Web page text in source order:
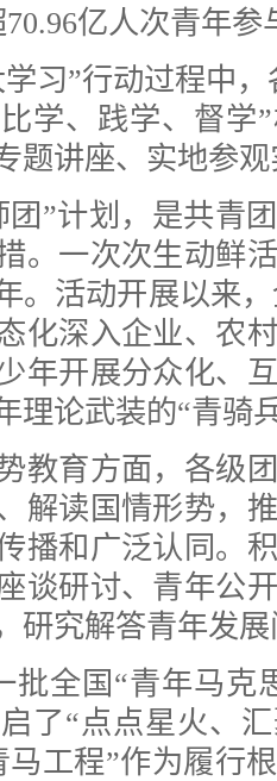
亿人次青年参
”行动过程中，
学、践学、督学
题讲座、实地参
”计划，是共青团
。一次次生动鲜
。活动开展以来
化深入企业、农
年开展分众化、
理论武装的“青骑
育方面，各级团
解读国情形势，
播和广泛认同。
谈研讨、青年公
研究解答青年发
全国“青年马克
了“点点星火、
马工程”作为履行